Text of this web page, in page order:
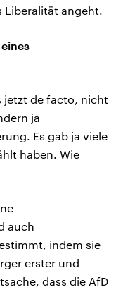
Liberalität angeht.
jetzt de facto, nicht
ja
Es gab ja viele
haben. Wie
auch
indem sie
erster und
dass die AfD